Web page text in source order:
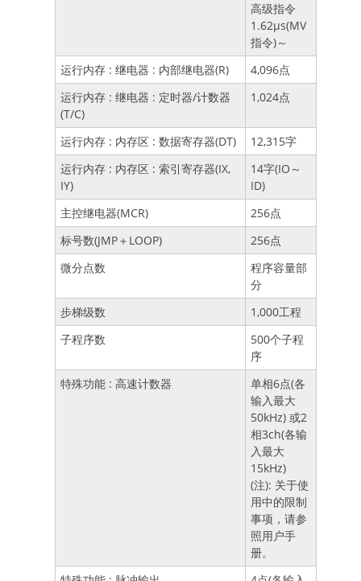
高级指令
1.62μs(MV
指令)～
运行内存 : 继电器 : 内部继电器(R)
4,096点
运行内存 : 继电器 : 定时器/计数器
(T/C)
1,024点
运行内存 : 内存区 : 数据寄存器(DT)
12,315字
运行内存 : 内存区 : 索引寄存器(IX,
IY)
14字(IO～
ID)
主控继电器(MCR)
256点
标号数(JMP＋LOOP)
256点
微分点数
程序容量部
分
步梯级数
1,000工程
子程序数
500个子程
序
特殊功能 : 高速计数器
单相6点(各
输入最大
50kHz) 或2
相3ch(各输
入最大
15kHz)
(注): 关于使
用中的限制
事项，请参
照用户手
册。